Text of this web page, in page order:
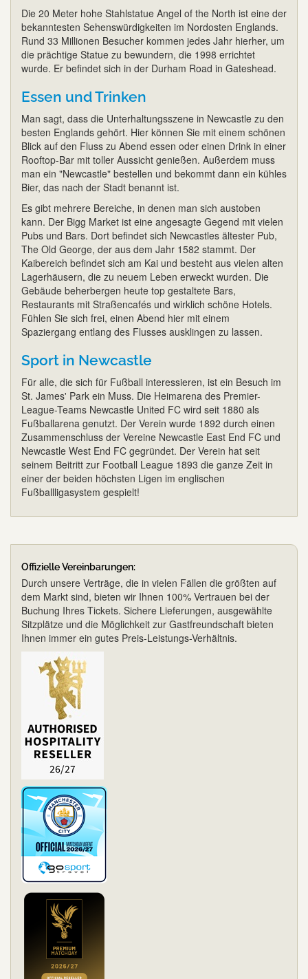
Die 20 Meter hohe Stahlstatue Angel of the North ist eine der
bekanntesten Sehenswürdigkeiten im Nordosten Englands.
Rund 33 Millionen Besucher kommen jedes Jahr hierher, um
die prächtige Statue zu bewundern, die 1998 errichtet
wurde. Er befindet sich in der Durham Road in Gateshead.
Essen und Trinken
Man sagt, dass die Unterhaltungsszene in Newcastle zu den
besten Englands gehört. Hier können Sie mit einem schönen
Blick auf den Fluss zu Abend essen oder einen Drink in einer
Rooftop-Bar mit toller Aussicht genießen. Außerdem muss
man ein "Newcastle" bestellen und bekommt dann ein kühles
Bier, das nach der Stadt benannt ist.
Es gibt mehrere Bereiche, in denen man sich austoben
kann. Der Bigg Market ist eine angesagte Gegend mit vielen
Pubs und Bars. Dort befindet sich Newcastles ältester Pub,
The Old George, der aus dem Jahr 1582 stammt. Der
Kaibereich befindet sich am Kai und besteht aus vielen alten
Lagerhäusern, die zu neuem Leben erweckt wurden. Die
Gebäude beherbergen heute top gestaltete Bars,
Restaurants mit Straßencafés und wirklich schöne Hotels.
Fühlen Sie sich frei, einen Abend hier mit einem
Spaziergang entlang des Flusses ausklingen zu lassen.
Sport in Newcastle
Für alle, die sich für Fußball interessieren, ist ein Besuch im
St. James' Park ein Muss. Die Heimarena des Premier-
League-Teams Newcastle United FC wird seit 1880 als
Fußballarena genutzt. Der Verein wurde 1892 durch einen
Zusammenschluss der Vereine Newcastle East End FC und
Newcastle West End FC gegründet. Der Verein hat seit
seinem Beitritt zur Football League 1893 die ganze Zeit in
einer der beiden höchsten Ligen im englischen
Fußballligasystem gespielt!
Offizielle Vereinbarungen:
Durch unsere Verträge, die in vielen Fällen die größten auf
dem Markt sind, bieten wir Ihnen 100% Vertrauen bei der
Buchung Ihres Tickets. Sichere Lieferungen, ausgewählte
Sitzplätze und die Möglichkeit zur Gastfreundschaft bieten
Ihnen immer ein gutes Preis-Leistungs-Verhältnis.